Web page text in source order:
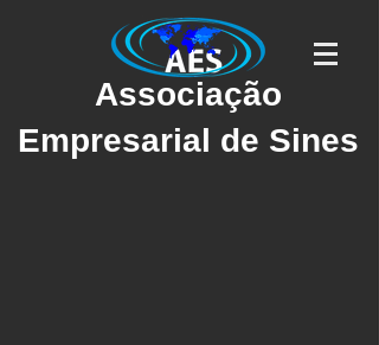
Associação
Empresarial de Sines